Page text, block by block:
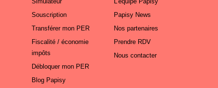
Souscription
Transférer mon PER
Fiscalité / économie
impôts
Débloquer mon PER
Blog Papisy
Papisy News
Nos partenaires
Prendre RDV
Nous contacter